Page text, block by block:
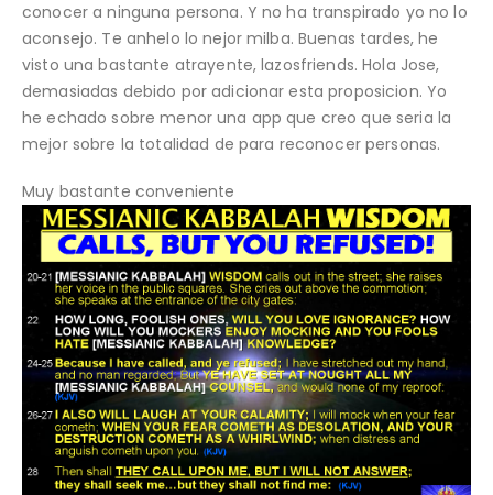
conocer a ninguna persona. Y no ha transpirado yo no lo
aconsejo. Te anhelo lo nejor milba. Buenas tardes, he
visto una bastante atrayente, lazosfriends. Hola Jose,
demasiadas debido por adicionar esta proposicion. Yo
he echado sobre menor una app que creo que seri­a la
mejor sobre la totalidad de para reconocer personas.
Muy bastante conveniente